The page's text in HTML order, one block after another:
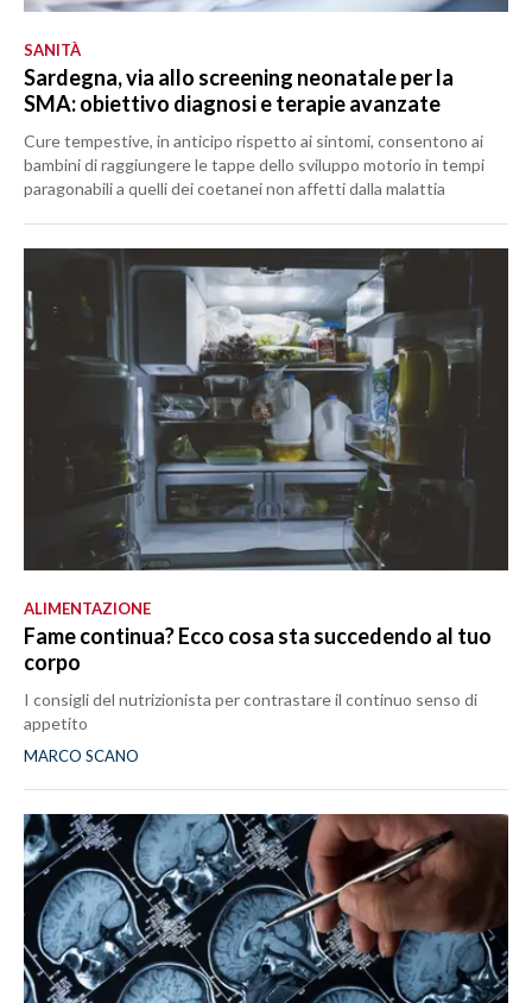
SANITÀ
Sardegna, via allo screening neonatale per la
SMA: obiettivo diagnosi e terapie avanzate
Cure tempestive, in anticipo rispetto ai sintomi, consentono ai
bambini di raggiungere le tappe dello sviluppo motorio in tempi
paragonabili a quelli dei coetanei non affetti dalla malattia
ALIMENTAZIONE
Fame continua? Ecco cosa sta succedendo al tuo
corpo
I consigli del nutrizionista per contrastare il continuo senso di
appetito
MARCO SCANO